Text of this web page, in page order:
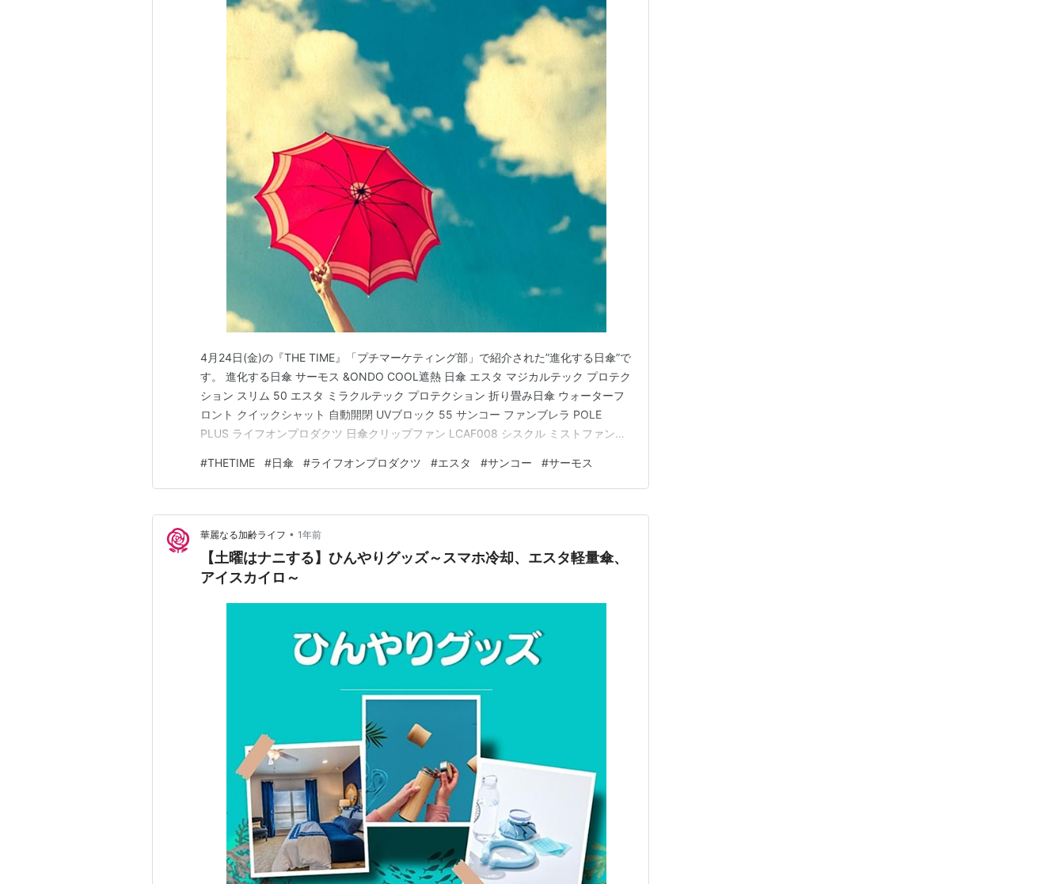
4月24日(金)の『THE TIME』「プチマーケティング部」で紹介された”進化する日傘”で
す。 進化する日傘 サーモス &ONDO COOL遮熱 日傘 エスタ マジカルテック プロテク
ション スリム 50 エスタ ミラクルテック プロテクション 折り畳み日傘 ウォーターフ
ロント クイックシャット 自動開閉 UVブロック 55 サンコー ファンブレラ POLE
PLUS ライフオンプロダクツ 日傘クリップファン LCAF008 シスクル ミストファン傘
保つ・全色遮熱率60%以上/遮光率100%・UV遮蔽…
#THETIME #日傘 #ライフオンプロダクツ #エスタ #サンコー #サーモス
華麗なる加齢ライフ • 1年前
【土曜はナニする】ひんやりグッズ～スマホ冷却、エスタ軽量傘、
アイスカイロ～